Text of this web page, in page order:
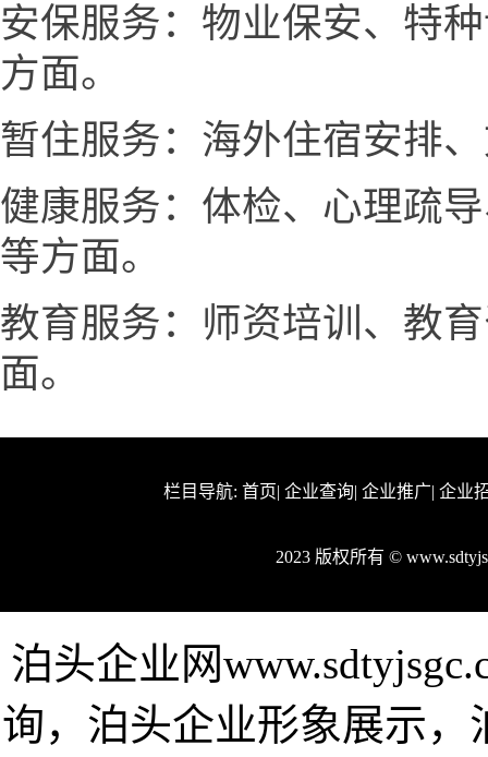
安保服务：物业保安、特
方面。
暂住服务：海外住宿安排
健康服务：体检、心理疏
等方面。
教育服务：师资培训、教
面。
栏目导航: 首页| 企业查询| 企业推广| 企业
2023 版权所有 ©
泊头企业网
询，泊头企业形象展示